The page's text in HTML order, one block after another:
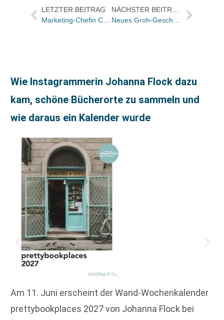
LETZTER BEITRAG
Marketing-Chefin Cerstin Gerecht hat Suhrkamp/Insel wieder verlassen
NÄCHSTER BEITRAG
Neues Groh-Geschenkbuch zugunsten der CFI Internationalen Kinderhilfe
Wie Instagrammerin Johanna Flock dazu
kam, schöne Bücherorte zu sammeln und
wie daraus ein Kalender wurde
Am 11. Juni erscheint der Wand-Wochenkalender
prettybookplaces 2027 von Johanna Flock bei